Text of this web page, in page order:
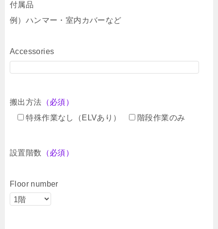
付属品
例）ハンマー・室内カバーなど
Accessories
搬出方法 （必須）
特殊作業なし（ELVあり）
階段作業のみ
設置階数 （必須）
Floor number